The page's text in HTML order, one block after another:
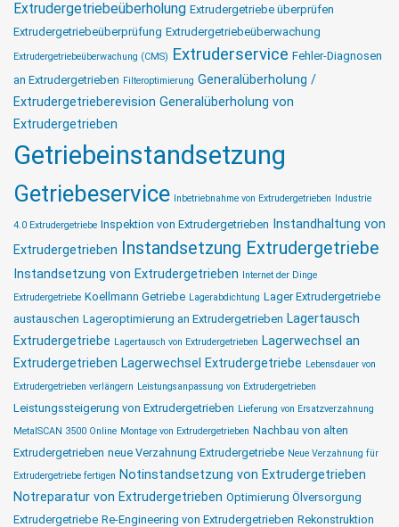
Extrudergetriebeüberholung Extrudergetriebe überprüfen
Extrudergetriebeüberprüfung Extrudergetriebeüberwachung
Extrudergetriebeüberwachung (CMS) Extruderservice Fehler-Diagnosen
an Extrudergetrieben Filteroptimierung Generalüberholung /
Extrudergetrieberevision Generalüberholung von
Extrudergetrieben
Getriebeinstandsetzung
Getriebeservice Inbetriebnahme von Extrudergetrieben Industrie
4.0 Extrudergetriebe Inspektion von Extrudergetrieben Instandhaltung von
Extrudergetrieben
Instandsetzung Extrudergetriebe
Instandsetzung von Extrudergetrieben Internet der Dinge
Extrudergetriebe Koellmann Getriebe Lagerabdichtung Lager Extrudergetriebe
austauschen Lageroptimierung an Extrudergetrieben Lagertausch
Extrudergetriebe Lagertausch von Extrudergetrieben Lagerwechsel an
Extrudergetrieben Lagerwechsel Extrudergetriebe Lebensdauer von
Extrudergetrieben verlängern Leistungsanpassung von Extrudergetrieben
Leistungssteigerung von Extrudergetrieben Lieferung von Ersatzverzahnung
MetalSCAN 3500 Online Montage von Extrudergetrieben Nachbau von alten
Extrudergetrieben neue Verzahnung Extrudergetriebe Neue Verzahnung für
Extrudergetriebe fertigen Notinstandsetzung von Extrudergetrieben
Notreparatur von Extrudergetrieben Optimierung Ölversorgung
Extrudergetriebe Re-Engineering von Extrudergetrieben Rekonstruktion